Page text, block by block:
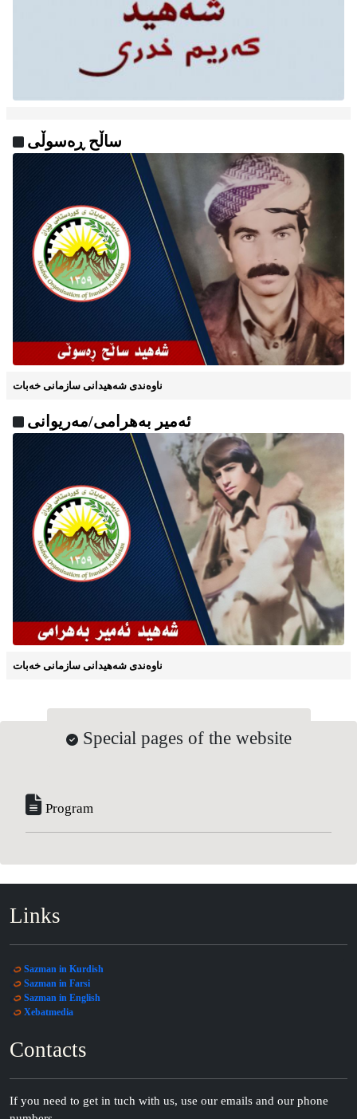
ساڵح ڕەسوڵی
ناوه‌ندی شه‌هیدانی سازمانی خه‌بات
ئەمیر بەهرامی/مەریوانی
ناوه‌ندی شه‌هیدانی سازمانی خه‌بات
Special pages of the website
Program
Links
Sazman in Kurdish
Sazman in Farsi
Sazman in English
Xebatmedia
Contacts
If you need to get in tuch with us, use our emails and our phone